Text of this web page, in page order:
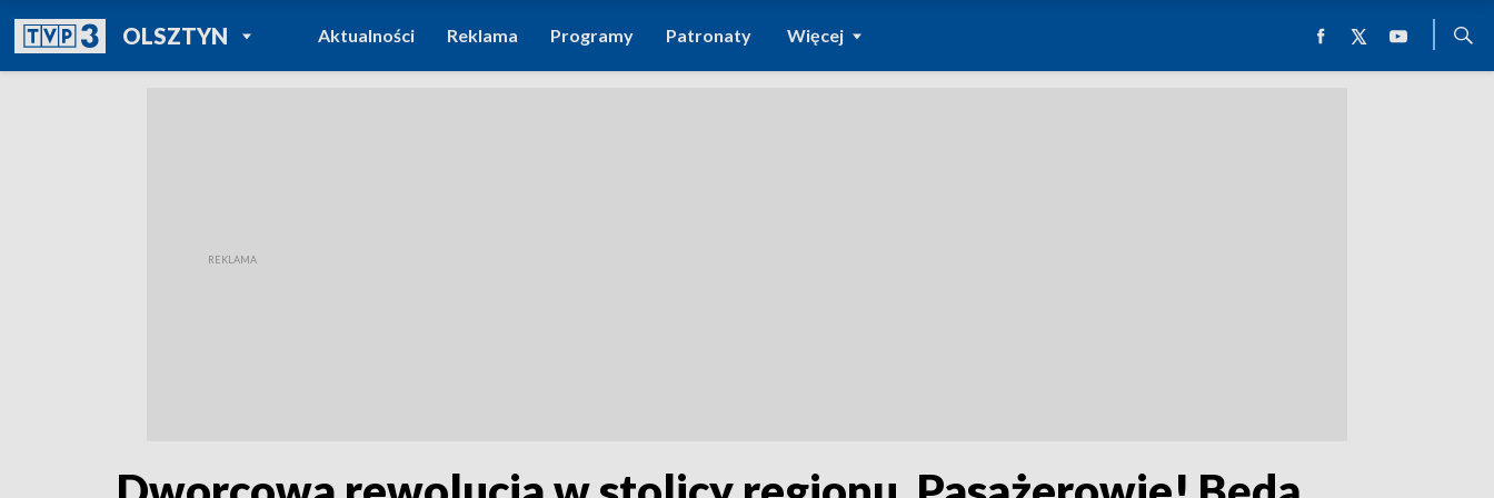
OLSZTYNPOWRÓT DO
TVP REGIONY
Aktualności Reklama Programy Patronaty Więcej